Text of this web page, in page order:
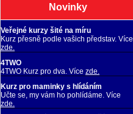
Novinky
Veřejné kurzy šité na míru
Kurz přesně podle vašich představ. Více
zde.
4TWO
4TWO Kurz pro dva. Více zde.
Kurz pro maminky s hlídáním
Učte se, my vám ho pohlídáme. Více
zde.